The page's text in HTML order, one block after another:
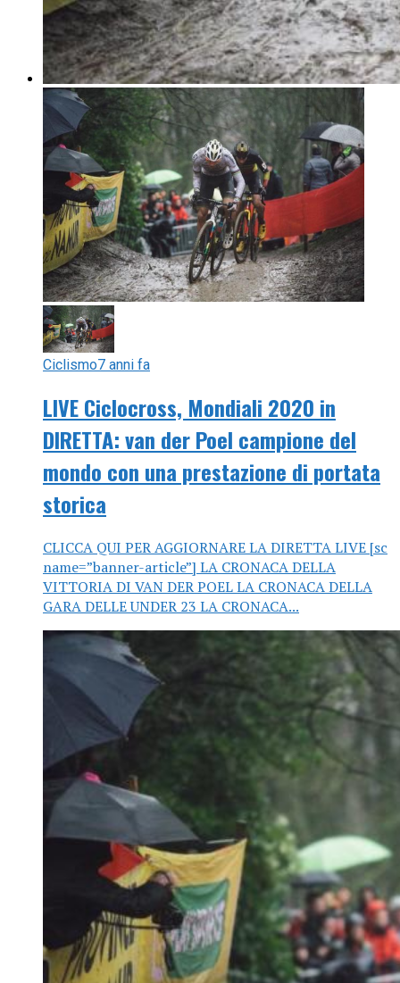
Ciclismo7 anni fa
LIVE Ciclocross, Mondiali 2020 in
DIRETTA: van der Poel campione del
mondo con una prestazione di portata
storica
CLICCA QUI PER AGGIORNARE LA DIRETTA LIVE [sc
name=”banner-article”] LA CRONACA DELLA
VITTORIA DI VAN DER POEL LA CRONACA DELLA
GARA DELLE UNDER 23 LA CRONACA...